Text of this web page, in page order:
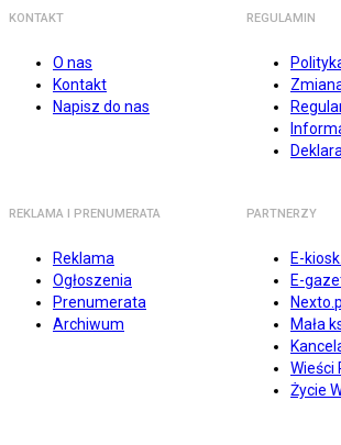
KONTAKT
O nas
Kontakt
Napisz do nas
REGULAMIN
REKLAMA I PRENUMERATA
Reklama
Ogłoszenia
Prenumerata
Archiwum
PARTNERZY
E-
E-
Nexto.pl
Mała
Wieści
Życie